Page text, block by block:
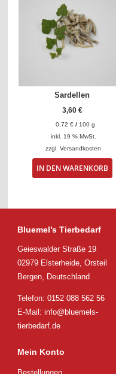
Sardellen
3,60 €
0,72€ / 100 g
inkl. 19 % MwSt.
zzgl.Versandkosten
IN DEN WARENKORB
Bluemel’s Tierbedarf
Geieswalder Straße 19
02979 Elsterheide, Orsteil
Bergen, Deutschland
Telefon: 0152 088 562 56
E-Mail:info@bluemels-
tierbedarf.de
Mein Konto